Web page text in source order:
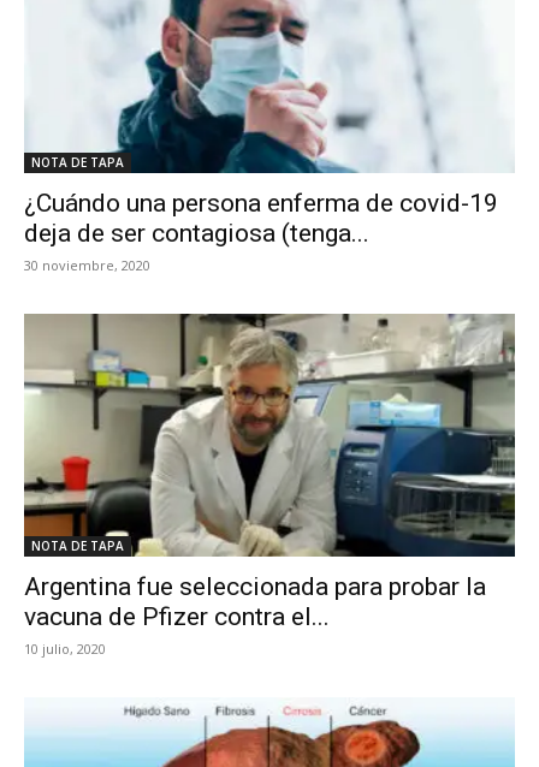
NOTA DE TAPA
¿Cuándo una persona enferma de covid-19
deja de ser contagiosa (tenga...
30 noviembre, 2020
NOTA DE TAPA
Argentina fue seleccionada para probar la
vacuna de Pfizer contra el...
10 julio, 2020